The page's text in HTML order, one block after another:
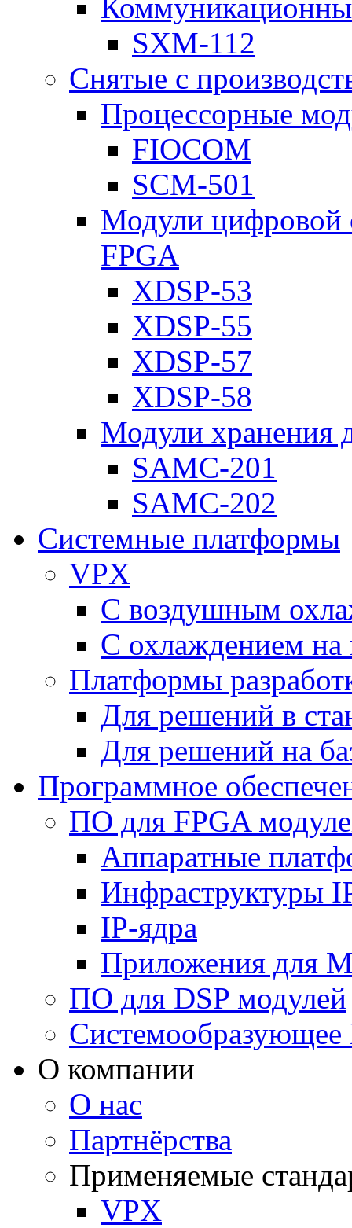
SXM-112
Снятые с
Процессорные
FIOCOM
SCM-501
Модули цифровой
FPGA
XDSP-53
XDSP-55
XDSP-57
XDSP-58
Модули хранения
SAMC-201
SAMC-202
Системные платформы
VPX
С воздушным
С охлаждением на
Платформы
Для решений в
Для решений на
Программное
ПО для FPGA
Аппаратные
Инфраструктуры
IP-ядра
Приложения для
ПО для DSP модулей
О компании
О нас
Партнёрства
Применяемые
VPX